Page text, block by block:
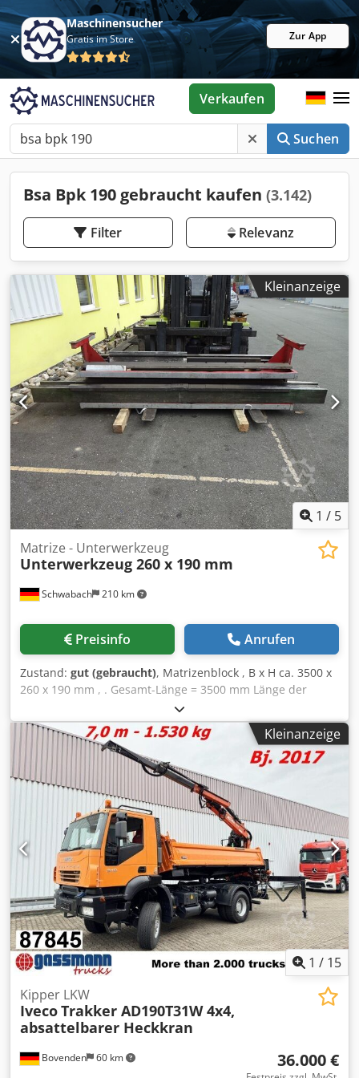
Maschinensucher
Gratis im Store Zur App
Suchen
Verkaufen
Bsa Bpk 190 gebraucht kaufen (3.142)
Filter Relevanz
Kleinanzeige
1 / 5
Schwabach 210 km
Matrize - Unterwerkzeug
Unterwerkzeug 260 x 190 mm
Preisinfo Anrufen
Zustand: gut (gebraucht), Matrizenblock , B x H ca. 3500 x
260 x 190 mm , . Gesamt-Länge = 3500 mm Länge der
Reduzierstücke = 2600 mm . V-Nute , ohne Reduzierstücke,
Öffnungsweite ca. 100 mm V-Nute , mit Reduzierstücke ,
Öffnungsweite ca. 150 mm, H = 220 mm Dedpfx Acjzh D
Dyewowa . .
Kleinanzeige
1 / 15
Bovenden 60 km
Kipper LKW
IvecoTrakker AD190T31W 4x4,
absattelbarer Heckkran
36.000 €